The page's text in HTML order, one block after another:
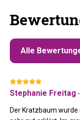
Alle
Stephanie Freitag -
Der Kratzbaum